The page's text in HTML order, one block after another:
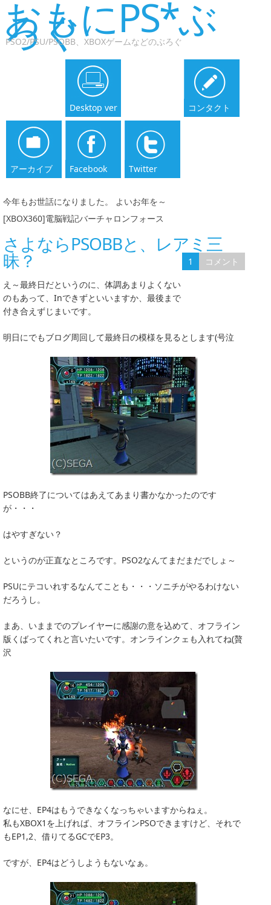
おもにPS*ぶ
ろぐ
PSO2/PSU/PSOBB、XBOXゲームなどのぶろぐ
Desktop ver コンタクト
アーカイブ Facebook Twitter
今年もお世話になりました。 よいお年を～
[XBOX360]電脳戦記バーチャロンフォース
さよならPSOBBと、レアミ三
昧？ 1
コメント
え～最終日だというのに、体調あまりよくない
のもあって、Inできずといいますか、最後まで
付き合えずじまいです。
明日にでもブログ周回して最終日の模様を見るとします(号泣
PSOBB終了についてはあえてあまり書かなかったのです
が・・・
はやすぎない？
というのが正直なところです。PSO2なんてまだまだでしょ～
PSUにテコいれするなんてことも・・・ソニチがやるわけない
だろうし。
まあ、いままでのプレイヤーに感謝の意を込めて、オフライン
版くばってくれと言いたいです。オンラインクェも入れてね(贅
沢
なにせ、EP4はもうできなくなっちゃいますからねぇ。
私もXBOX1を上げれば、オフラインPSOできますけど、それで
もEP1,2、借りてるGCでEP3。
ですが、EP4はどうしようもないなぁ。